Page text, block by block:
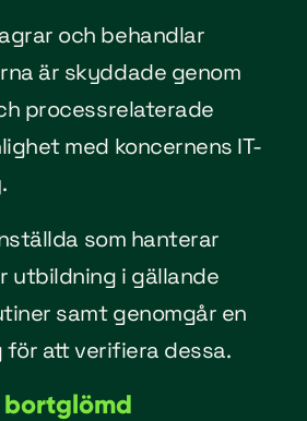
och behandlar
är skyddade genom
processrelaterade
med koncernens IT-
som hanterar
utbildning i gällande
samt genomgår en
att verifiera dessa.